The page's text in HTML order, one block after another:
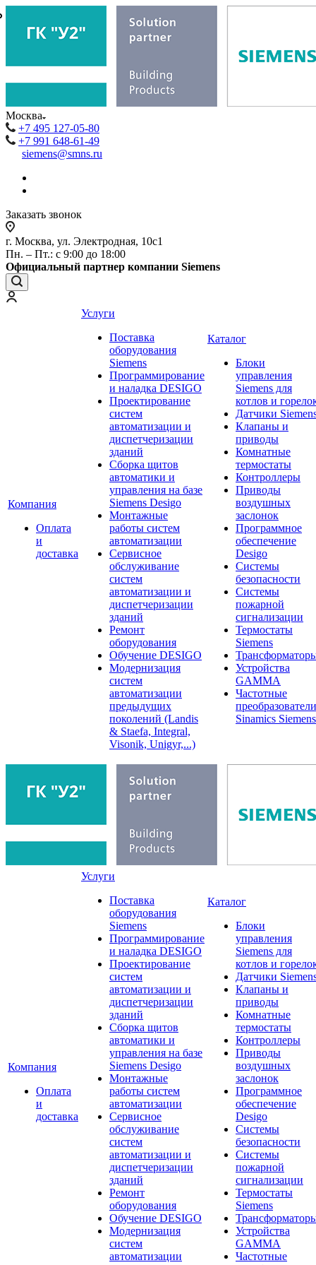
Москва
+7 495 127-05-80
+7 991 648-61-49
siemens@smns.ru
Заказать звонок
г. Москва, ул. Электродная, 10с1
Пн. – Пт.: с 9:00 до 18:00
Официальный партнер компании Siemens
Компания
Оплата
и
доставка
Услуги
Поставка
оборудования
Siemens
Программирование
и наладка DESIGO
Проектирование
систем
автоматизации и
диспетчеризации
зданий
Сборка щитов
автоматики и
управления на базе
Siemens Desigo
Монтажные
работы систем
автоматизации
Сервисное
обслуживание
систем
автоматизации и
диспетчеризации
зданий
Ремонт
оборудования
Обучение DESIGO
Модернизация
систем
автоматизации
предыдущих
поколений (Landis
& Staefa, Integral,
Visonik, Unigyr,...)
Каталог
Блоки
управления
Siemens для
котлов и
Датчики
Клапаны и
приводы
Комнатные
термостаты
Контроллеры
Приводы
воздушных
заслонок
Программное
обеспечение
Desigo
Системы
безопасности
Системы
пожарной
сигнализации
Термостаты
Siemens
Устройства
GAMMA
Частотные
преобразователи
Sinamics Siemens
Компания
Оплата
и
доставка
Услуги
Поставка
оборудования
Siemens
Программирование
и наладка DESIGO
Проектирование
систем
автоматизации и
диспетчеризации
зданий
Сборка щитов
автоматики и
управления на базе
Siemens Desigo
Монтажные
работы систем
автоматизации
Сервисное
обслуживание
систем
автоматизации и
диспетчеризации
зданий
Ремонт
оборудования
Обучение DESIGO
Модернизация
систем
автоматизации
Каталог
Блоки
управления
Siemens для
котлов и
Датчики
Клапаны и
приводы
Комнатные
термостаты
Контроллеры
Приводы
воздушных
заслонок
Программное
обеспечение
Desigo
Системы
безопасности
Системы
пожарной
сигнализации
Термостаты
Siemens
Устройства
GAMMA
Частотные